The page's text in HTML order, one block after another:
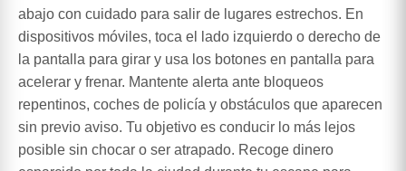
abajo con cuidado para salir de lugares estrechos. En
dispositivos móviles, toca el lado izquierdo o derecho de
la pantalla para girar y usa los botones en pantalla para
acelerar y frenar. Mantente alerta ante bloqueos
repentinos, coches de policía y obstáculos que aparecen
sin previo aviso. Tu objetivo es conducir lo más lejos
posible sin chocar o ser atrapado. Recoge dinero